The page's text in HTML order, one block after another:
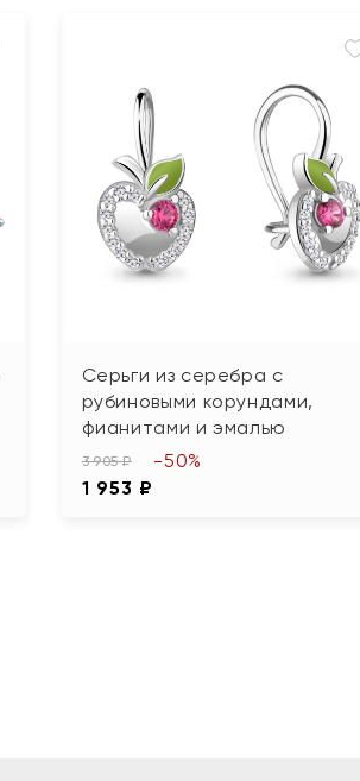
Серьги из серебра с
рубиновыми корундами,
фианитами и эмалью
3 905 ₽
1 953 ₽
-50%